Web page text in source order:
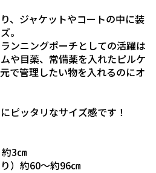
、ジャケットやコートの中に装
。
ンニングポーチとしての活躍は
や目薬、常備薬を入れたピルケ
で管理したい物を入れるのにオ
ピッタリなサイズ感です！
3㎝
）約60～約96㎝